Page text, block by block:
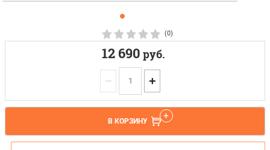
(0)
12 690 руб.
− +
В КОРЗИНУ